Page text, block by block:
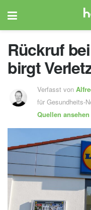
Rückruf
birgt
Verfasst von
für Gesundheits-
Quellen ansehen